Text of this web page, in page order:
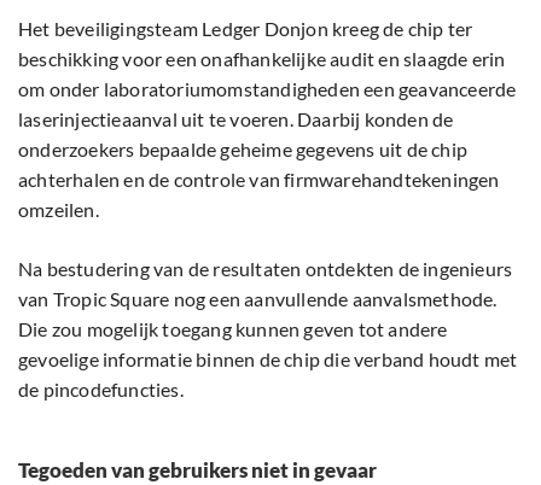
Het beveiligingsteam Ledger Donjon kreeg de chip ter
beschikking voor een onafhankelijke audit en slaagde erin
om onder laboratoriumomstandigheden een geavanceerde
laserinjectieaanval uit te voeren. Daarbij konden de
onderzoekers bepaalde geheime gegevens uit de chip
achterhalen en de controle van firmwarehandtekeningen
omzeilen.
Na bestudering van de resultaten ontdekten de ingenieurs
van Tropic Square nog een aanvullende aanvalsmethode.
Die zou mogelijk toegang kunnen geven tot andere
gevoelige informatie binnen de chip die verband houdt met
de pincodefuncties.
Tegoeden van gebruikers niet in gevaar